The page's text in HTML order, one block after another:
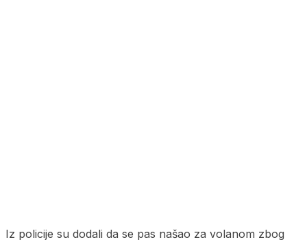
Iz policije su dodali da se pas našao za volanom zbog